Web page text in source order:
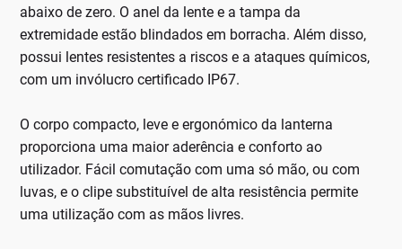
abaixo de zero. O anel da lente e a tampa da
extremidade estão blindados em borracha. Além disso,
possui lentes resistentes a riscos e a ataques químicos,
com um invólucro certificado IP67.
O corpo compacto, leve e ergonómico da lanterna
proporciona uma maior aderência e conforto ao
utilizador. Fácil comutação com uma só mão, ou com
luvas, e o clipe substituível de alta resistência permite
uma utilização com as mãos livres.